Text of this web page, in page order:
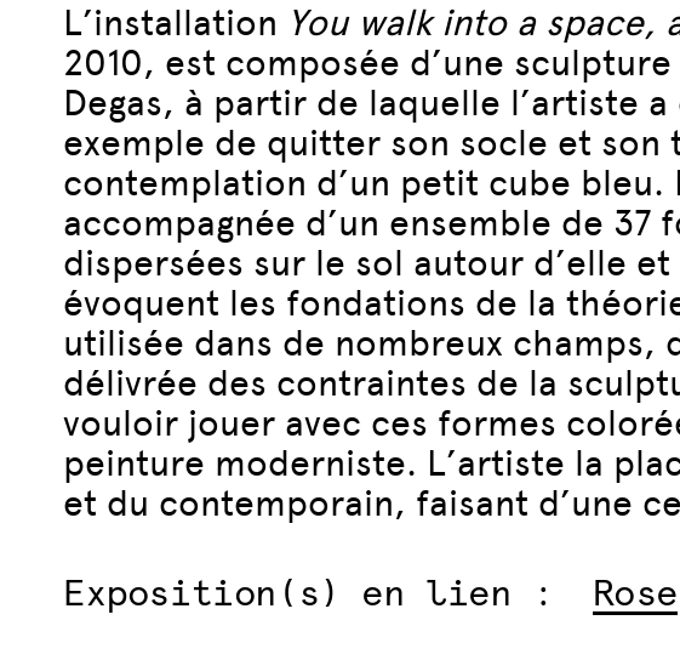
L’installation You walk into a
2010, est composée d’une
Degas, à partir de laquelle l’artiste
exemple de quitter son socle et son
contemplation d’un petit cube
accompagnée d’un ensemble de
dispersées sur le sol autour d’elle
évoquent les fondations de la
utilisée dans de nombreux champs,
délivrée des contraintes de la
vouloir jouer avec ces formes
peinture moderniste. L’artiste la
et du contemporain, faisant d’une
Exposition(s) en lien : Rose